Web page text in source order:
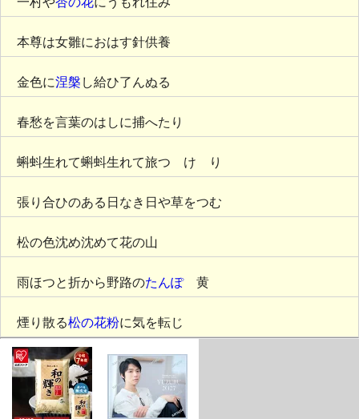
本尊は女雛におはす針供養
金色に涅槃 し給ひ了んぬる
春愁を言葉のはしに捕へたり
蝌蚪生れて蝌蚪生れて旅つゞけゝり
張り合ひのある日なき日や草をつむ
松の色沈め沈めて花の山
雨ほつと折から野路のたんぽゝ 黄
煙り散る松の花粉に気を転じ